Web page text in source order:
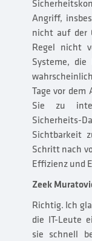
Angriff,
nicht auf der
Regel nicht
Systeme,
Tage vor dem
Sie zu
Sicherheits-
Sichtbarkeit
Schritt nach
Effizienz und
Zeek
Richtig. Ich
die IT-Leute
sie schnell